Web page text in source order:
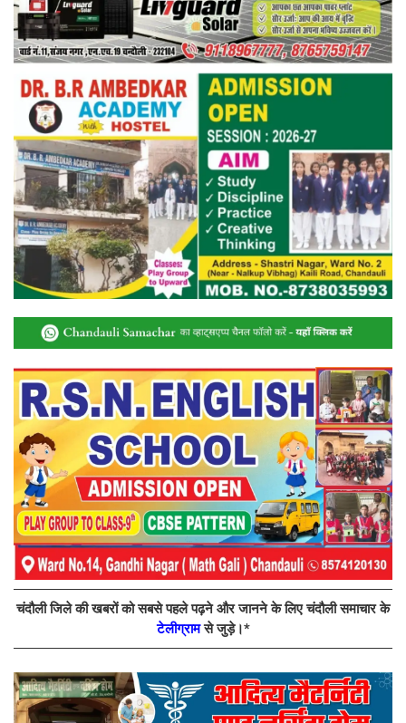
चंदौली जिले की खबरों को सबसे पहले पढ़ने और जानने के लिए चंदौली समाचार के
टेलीग्रामसे जुड़े।*